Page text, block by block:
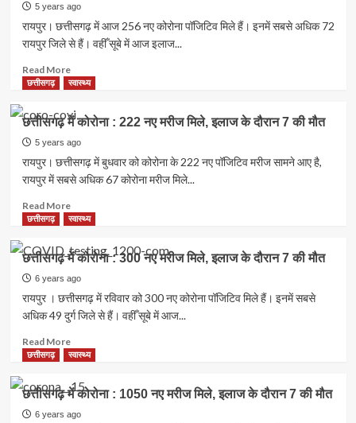
रायपुर
दो
सौ
पार,
छत्तीसगढ़
में
मरीजों
की
संख्या
4
हजार
इलाज
के
7
की
मौत…
5 years ago
रायपुर। छत्तीसगढ़ में आज 256 नए कोरोना पॉजिटिव मिले हैं। इनमें सबसे अधिक 72
रायपुर जिले से हैं। वहीँ सूबे में आज इलाज...
Read MoreRead
more
छत्तीसगढ़
में
कोरोना
:
256
मरीज
मिले,
के
दौरान
7
की
मौत
छत्तीसगढ़ स्वास्थ्य
छत्तीसगढ़ में कोरोना : 222 नए मरीज मिले, इलाज के दौरान 7 की मौत
5 years ago
रायपुर। छत्तीसगढ़ में बुधवार को कोरोना के 222 नए पॉजिटिव मरीज सामने आए है,
रायपुर में सबसे अधिक 67 कोरोना मरीज मिले...
Read MoreRead
more
छत्तीसगढ़
में
कोरोना
:
222
नए
मरीज
मिले,
के
दौरान
7
छत्तीसगढ़ स्वास्थ्य
छत्तीसगढ़ में कोरोना : 300 नए मरीज मिले, इलाज के दौरान 7 की मौत
6 years ago
रायपुर । छत्तीसगढ़ में रविवार को 300 नए कोरोना पॉजिटिव मिले हैं। इनमें सबसे
अधिक 49 दुर्ग जिले से हैं। वहीँ सूबे में आज...
Read MoreRead
more
छत्तीसगढ़
में
कोरोना
छत्तीसगढ़ स्वास्थ्य
छत्तीसगढ़ में कोरोना : 1050 नए मरीज मिले, इलाज के दौरान 7 की मौत
6 years ago